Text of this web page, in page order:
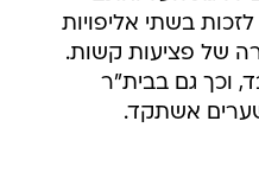
בשתי אליפויות
של פציעות קשות.
וכך גם בבית"ר
אשתקד.